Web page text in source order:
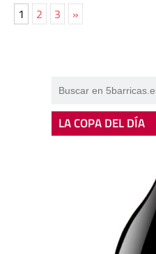
1 2 3 »
LA COPA DEL DÍA